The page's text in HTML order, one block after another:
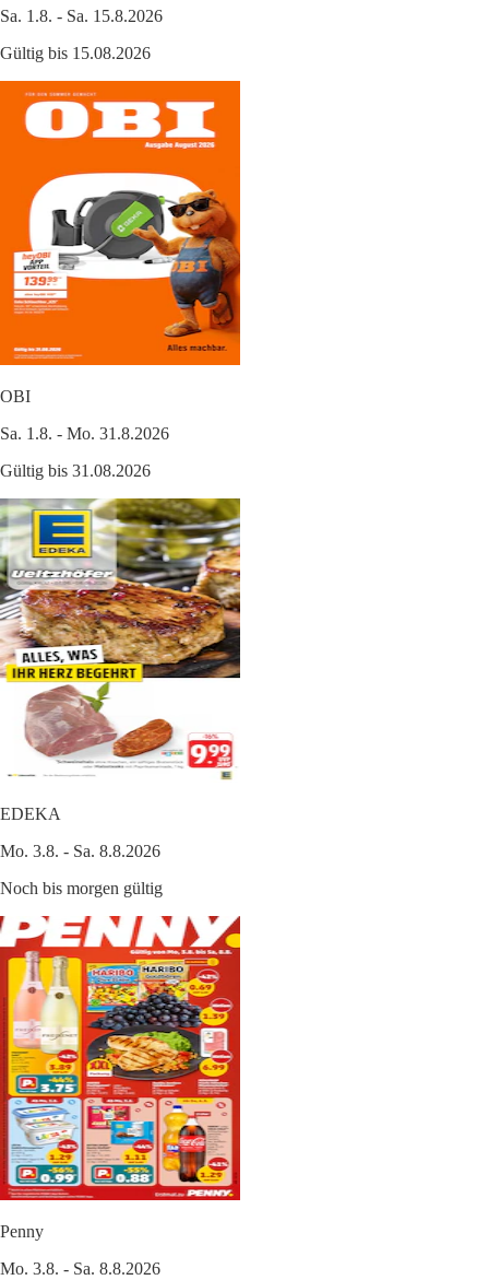
Sa. 1.8. - Sa. 15.8.2026
Gültig bis 15.08.2026
OBI
Sa. 1.8. - Mo. 31.8.2026
Gültig bis 31.08.2026
EDEKA
Mo. 3.8. - Sa. 8.8.2026
Noch bis morgen gültig
Penny
Mo. 3.8. - Sa. 8.8.2026